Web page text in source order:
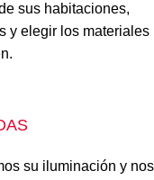
sus habitaciones,
y elegir los materiales
su iluminación y nos